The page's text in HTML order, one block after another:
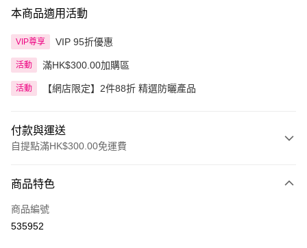
本商品適用活動
VIP尊享 VIP 95折優惠
活動 滿HK$300.00加購區
活動 【網店限定】2件88折 精選防曬產品
付款與運送
自提點滿HK$300.00免運費
信用卡
Apple Pay
商品特色
商品編號
535952